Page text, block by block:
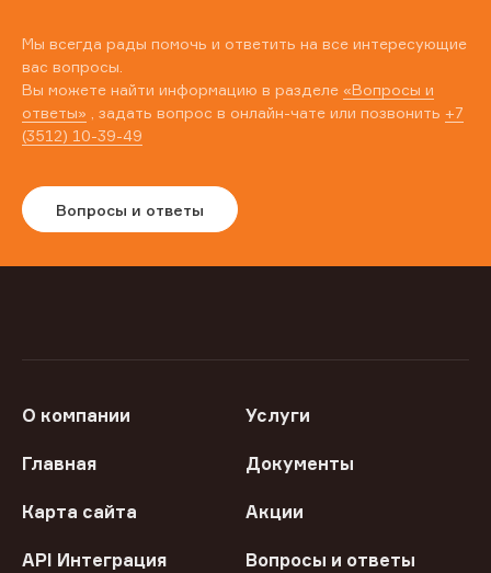
Мы всегда рады помочь и ответить на все интересующие
вас вопросы.
Вы можете найти информацию в разделе «Вопросы и
ответы» , задать вопрос в онлайн-чате или позвонить +7
(3512) 10-39-49
Вопросы и ответы
О компании Услуги
Главная Документы
Карта сайта Акции
API Интеграция Вопросы и ответы